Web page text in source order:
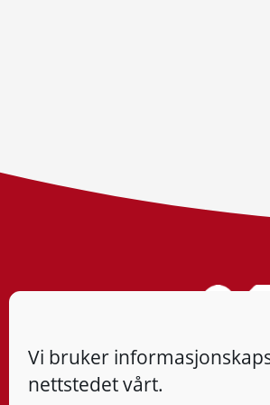
Vi bruker
nettstedet vårt.